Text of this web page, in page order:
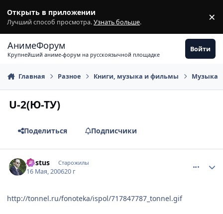
Открыть в приложении
Лучший способ просмотра.Узнать больше. ×
АнимеФорум
Крупнейший аниме-форум на русскоязычной площадке
Войти
Главная Разное Книги, музыка и фильмы Музыка
U-2(Ю-ТУ)
Поделиться Подписчики
Destus Старожилы
16 Мая, 200620 г
http://tonnel.ru/fonoteka/ispol/717847787_tonnel.gif